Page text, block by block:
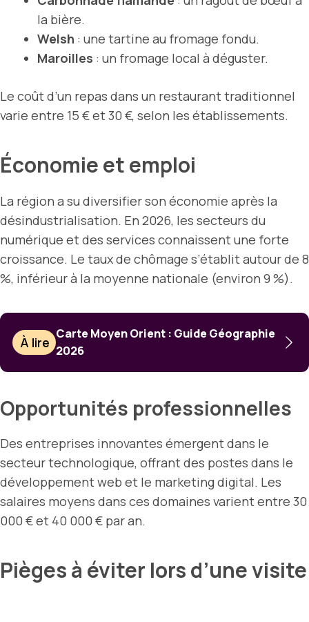
la bière.
Welsh : une tartine au fromage fondu.
Maroilles : un fromage local à déguster.
Le coût d’un repas dans un restaurant traditionnel
varie entre 15 € et 30 €, selon les établissements.
Économie et emploi
La région a su diversifier son économie après la
désindustrialisation. En 2026, les secteurs du
numérique et des services connaissent une forte
croissance. Le taux de chômage s’établit autour de 8
%, inférieur à la moyenne nationale (environ 9 %).
À lire
Carte Moyen Orient : Guide Géographie
2026
Opportunités professionnelles
Des entreprises innovantes émergent dans le
secteur technologique, offrant des postes dans le
développement web et le marketing digital. Les
salaires moyens dans ces domaines varient entre 30
000 € et 40 000 € par an.
Pièges à éviter lors d’une visite